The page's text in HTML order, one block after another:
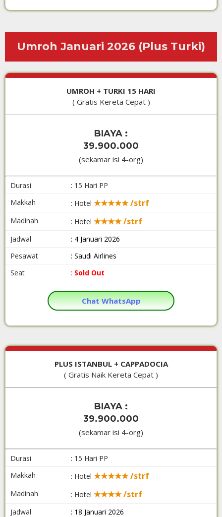
Umroh Januari 2026 (Plus Turki)
UMROH + TURKI 15 HARI
( Gratis Kereta Cepat )
BIAYA :
39.900.000
(sekamar isi 4-org)
Durasi
: 15 Hari PP
Makkah
: Hotel ★★★★★ /strf
Madinah : Hotel ★★★★ /strf
Jadwal
: 4 Januari 2026
Pesawat
: Saudi Airlines
Seat
: Sold Out
Chat WhatsApp
PLUS ISTANBUL + CAPPADOCIA
( Gratis Naik Kereta Cepat )
BIAYA :
39.900.000
(sekamar isi 4-org)
Durasi
: 15 Hari PP
Makkah
: Hotel ★★★★★ /strf
Madinah : Hotel ★★★★ /strf
Jadwal
: 18 Januari 2026